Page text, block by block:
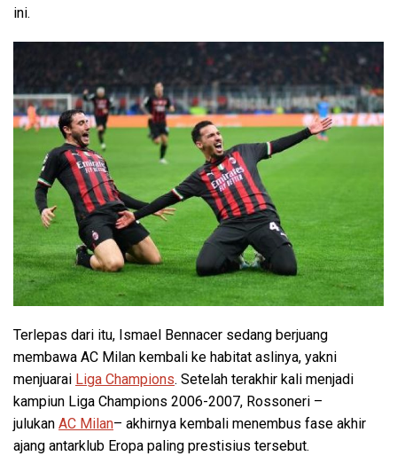
ini.
Terlepas dari itu, Ismael Bennacer sedang berjuang
membawa AC Milan kembali ke habitat aslinya, yakni
menjuarai Liga Champions. Setelah terakhir kali menjadi
kampiun Liga Champions 2006-2007, Rossoneri –
julukan AC Milan– akhirnya kembali menembus fase akhir
ajang antarklub Eropa paling prestisius tersebut.